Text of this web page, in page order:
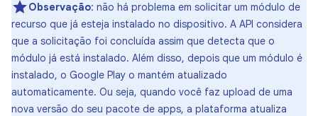
Observação: não há problema em solicitar um módulo de
recurso que já esteja instalado no dispositivo. A API considera
que a solicitação foi concluída assim que detecta que o
módulo já está instalado. Além disso, depois que um módulo é
instalado, o Google Play o mantém atualizado
automaticamente. Ou seja, quando você faz upload de uma
nova versão do seu pacote de apps, a plataforma atualiza